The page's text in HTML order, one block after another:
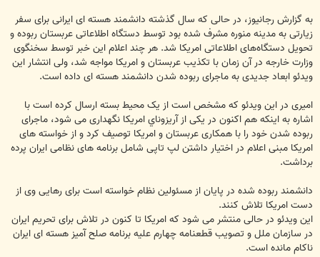
به گزارش رجانیوز، در حالی که سال گذشته دانشمند هسته ای ایرانی برای سفر
زیارتی به مدینه منوره مشرف شده بود توسط دستگاه اطلاعاتی عربستان ربوده و
تحویل دستگاه‌های اطلاعاتی امریکا شد. هر چند اعلام این خبر توسط سخنگوی
وزارت خارجه در آن زمان با تکذیب عربستان و امریکا مواجه شد، ولی انتشار این
ویدئو ابعاد جدیدی به ماجرای ربوده شدن دانشمند هسته ای داده است.
امیری در این ویدئو که مشخص است از یک محیط بسته ارسال کرده است با
اشاره به اینکه هم اکنون در یکی از آريزوناي امریکا نگهداری می شود، ماجرای
ربوده شدن خود را با همکاری عربستان و امریکا توصیف کرد و از خواسته های
امریکا مبنی اعلام در اختیار داشتن لپ تاپی شامل برنامه های نظامی ایران پرده
برداشت.
دانشمند ربوده شده در پایان از مسئولین نظام خواسته است برای رهایی وی از
دست امریکا تلاش کنند.
این ویدئو در حالی منتشر می شود که امریکا تا کنون در تلاش برای تحریم ایران
در سازمان ملل و تصویب قطعنامه چهارم علیه برنامه صلح آمیز هسته ای ایران
ناکام مانده است.